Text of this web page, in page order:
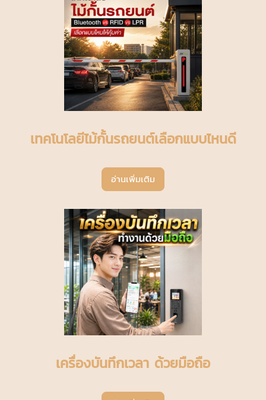
เทคโนโลยีไม้กั้นรถยนต์เลือกแบบไหนดี
อ่านเพิ่มเติม
เครื่องบันทึกเวลา ด้วยมือถือ